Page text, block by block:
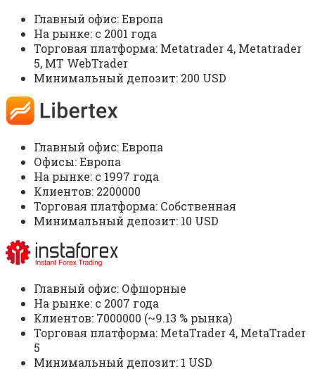
Главный офис: Европа
На рынке: c 2001 года
Торговая платформа: Metatrader 4, Metatrader
5, MT WebTrader
Минимальный депозит: 200 USD
Главный офис: Европа
Офисы: Европа
На рынке: c 1997 года
Клиентов: 2200000
Торговая платформа: Собственная
Минимальный депозит: 10 USD
Главный офис: Офшорные
На рынке: c 2007 года
Клиентов: 7000000 (~9.13 % рынка)
Торговая платформа: MetaTrader 4, MetaTrader
5
Минимальный депозит: 1 USD